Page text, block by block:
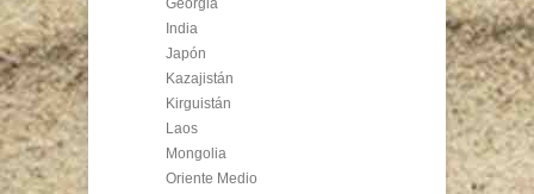
Georgia
India
Japón
Kazajistán
Kirguistán
Laos
Mongolia
Oriente Medio